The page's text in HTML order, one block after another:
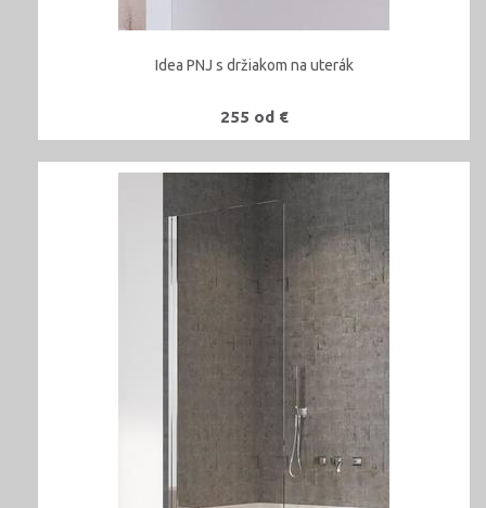
Idea PNJ s držiakom na uterák
255 od €